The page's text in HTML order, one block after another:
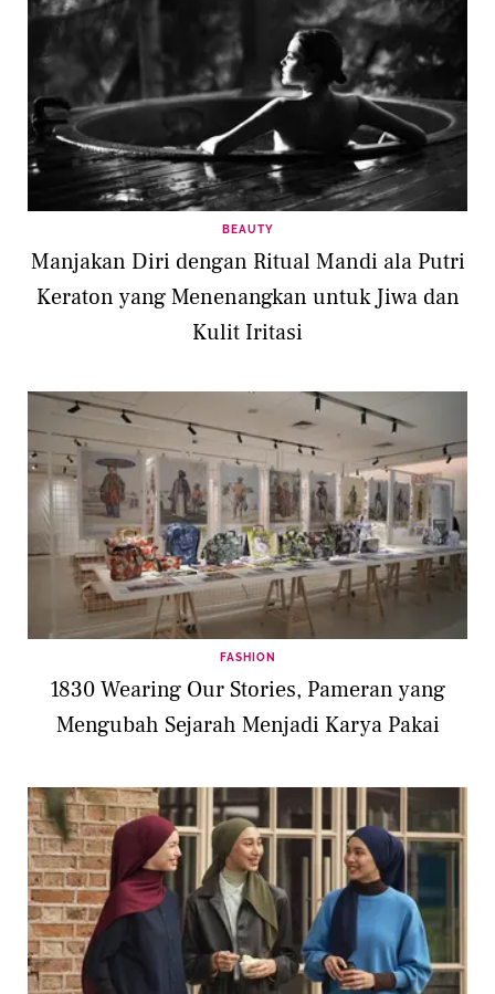
BEAUTY
Manjakan Diri dengan Ritual Mandi ala Putri
Keraton yang Menenangkan untuk Jiwa dan
Kulit Iritasi
FASHION
1830 Wearing Our Stories, Pameran yang
Mengubah Sejarah Menjadi Karya Pakai